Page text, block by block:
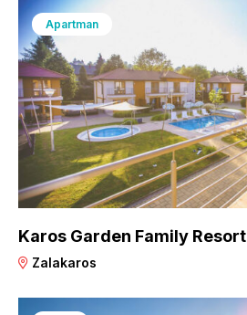
Apartman
Karos Garden Family Resort
Zalakaros